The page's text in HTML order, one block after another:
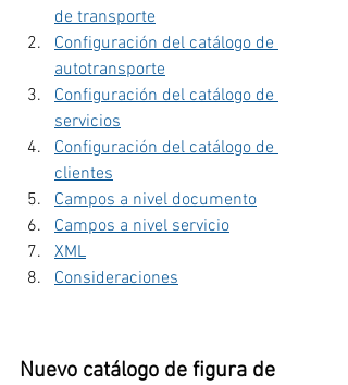
de transporte
Configuración del catálogo de
autotransporte
Configuración del catálogo de
servicios
Configuración del catálogo de
clientes
Campos a nivel documento
Campos a nivel servicio
XML
Consideraciones
Nuevo catálogo de figura de